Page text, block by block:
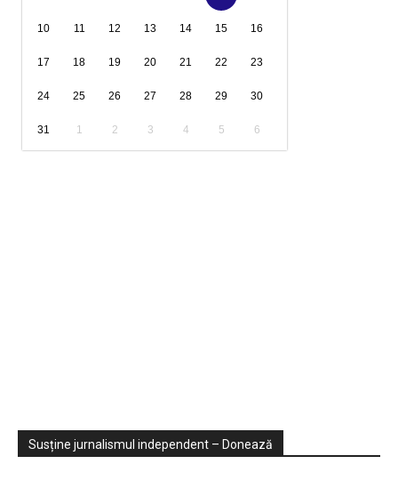
10 11 12 13 14 15 16
17 18 19 20 21 22 23
24 25 26 27 28 29 30
31 1 2 3 4 5 6
Sondaje
Video
Susține jurnalismul independent – Donează